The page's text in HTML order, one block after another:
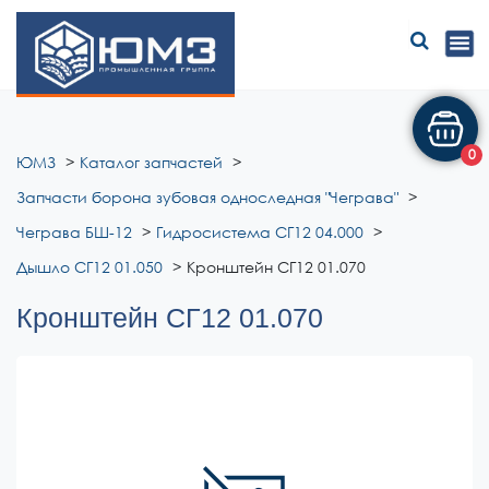
ЮМЗ
ЮМЗ
Каталог запчастей
Запчасти борона зубовая односледная "Чеграва"
Чеграва БШ-12
Гидросистема СГ12 04.000
Дышло СГ12 01.050
Кронштейн СГ12 01.070
Кронштейн СГ12 01.070
0